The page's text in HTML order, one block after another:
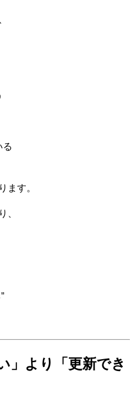
る
ます。
、
」より「更新でき